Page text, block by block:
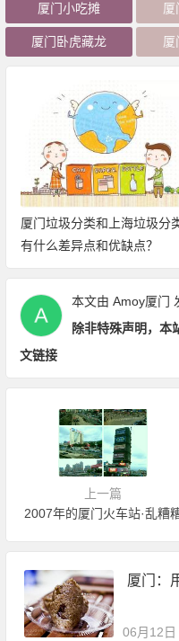
厦门小吃摊 厦
厦门卧虎藏龙 厦
厦门垃圾分类和上海垃圾分
有什么差异点和优缺点？
本文由 Amoy厦门
除非特殊声明，本
文链接
上一篇
2007年的厦门火车站·乱糟
厦门：
06月12日